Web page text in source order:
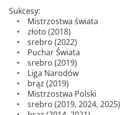
Sukcesy:
• Mistrzostwa świata
• złoto (2018)
• srebro (2022)
• Puchar Świata
• srebro (2019)
• Liga Narodów
• brąz (2019)
• Mistrzostwa Polski
• srebro (2019, 2024, 2025)